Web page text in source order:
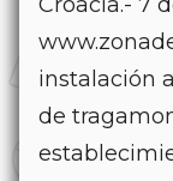
Croacia.- 7
instalación
de